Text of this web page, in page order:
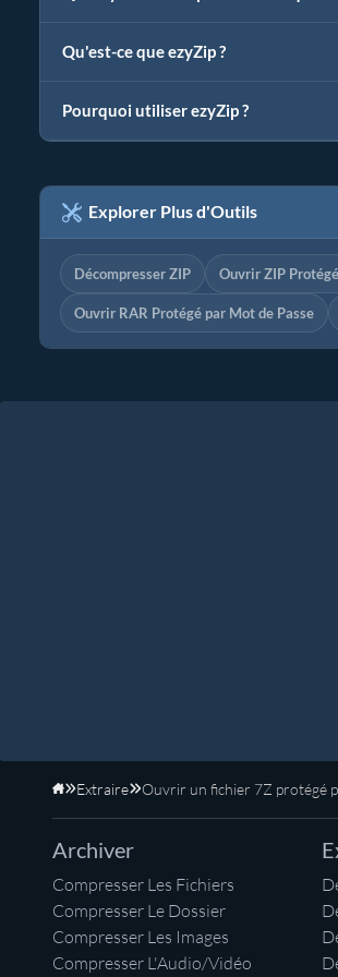
Qu'est-ce que ezyZip ?
Pourquoi utiliser ezyZip ?
Explorer Plus d'Outils
Décompresser ZIP Ouvrir ZIP
Ouvrir RAR Protégé par Mot de Passe
Accueil
Extraire Ouvrir un fichier 7Z protégé
Archiver
Compresser Les Fichiers
Compresser Le Dossier
Compresser Les Images
Compresser L'Audio/Vidéo